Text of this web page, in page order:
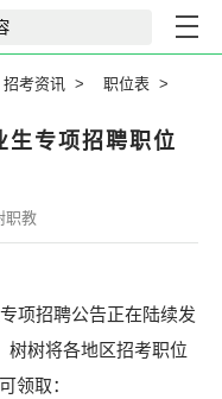
招考资讯 职位表
生专项招聘职位
职教
项招聘公告正在陆续发
树树将各地区招考职位
领取：